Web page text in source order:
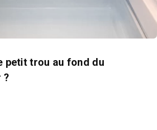
petit trou au fond du
?